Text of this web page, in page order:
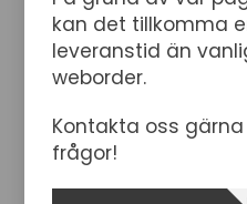
kan det tillkomma
leveranstid än
weborder.
Kontakta oss
frågor!